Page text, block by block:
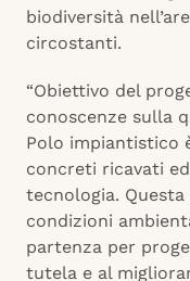
biodiversità
circostanti.
“Obiettivo del
conoscenze sulla
Polo impiantistico
concreti ricavati
tecnologia. Questa
condizioni
partenza per
tutela e al